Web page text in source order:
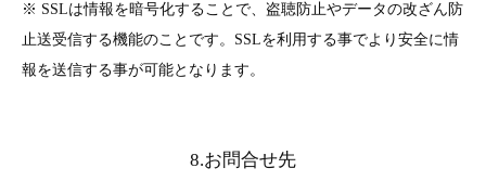
※ SSLは情報を暗号化することで、盗聴防止やデータの改ざん防
止送受信する機能のことです。SSLを利用する事でより安全に情
報を送信する事が可能となります。
8.お問合せ先